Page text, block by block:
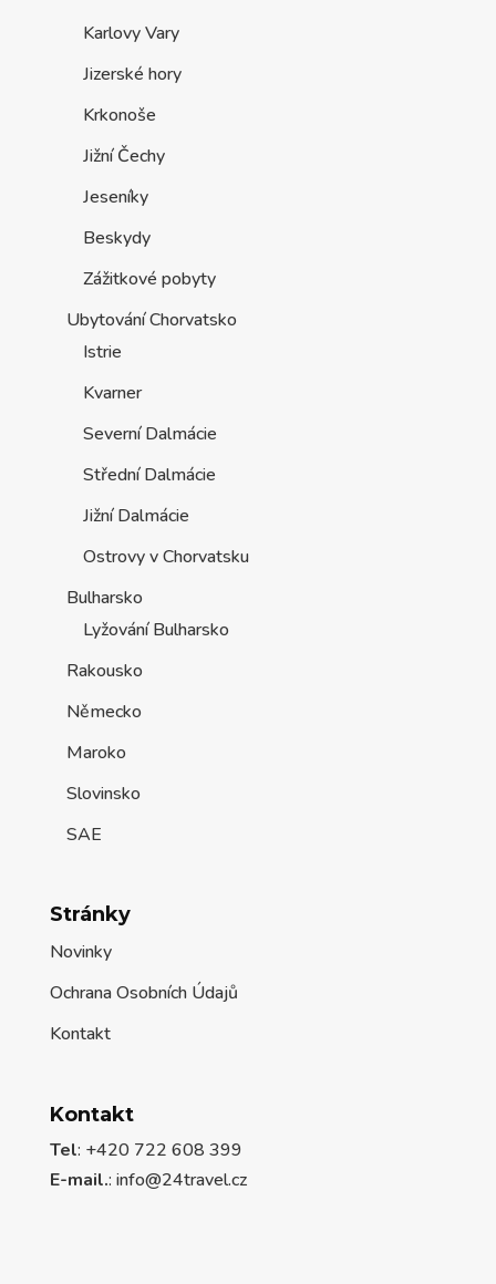
Karlovy Vary
Jizerské hory
Krkonoše
Jižní Čechy
Jeseníky
Beskydy
Zážitkové pobyty
Ubytování Chorvatsko
Istrie
Kvarner
Severní Dalmácie
Střední Dalmácie
Jižní Dalmácie
Ostrovy v Chorvatsku
Bulharsko
Lyžování Bulharsko
Rakousko
Německo
Maroko
Slovinsko
SAE
Stránky
Novinky
Ochrana Osobních Údajů
Kontakt
Kontakt
Tel: +420 722 608 399
E-mail.: info@24travel.cz